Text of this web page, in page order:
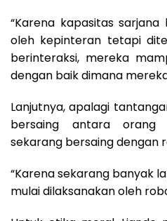
“Karena kapasitas
oleh kepinteran tetapi
berinteraksi, mereka
dengan baik dimana
Lanjutnya, apalagi
bersaing antara
sekarang bersaing dengan
“Karena sekarang banyak
mulai dilaksanakan oleh